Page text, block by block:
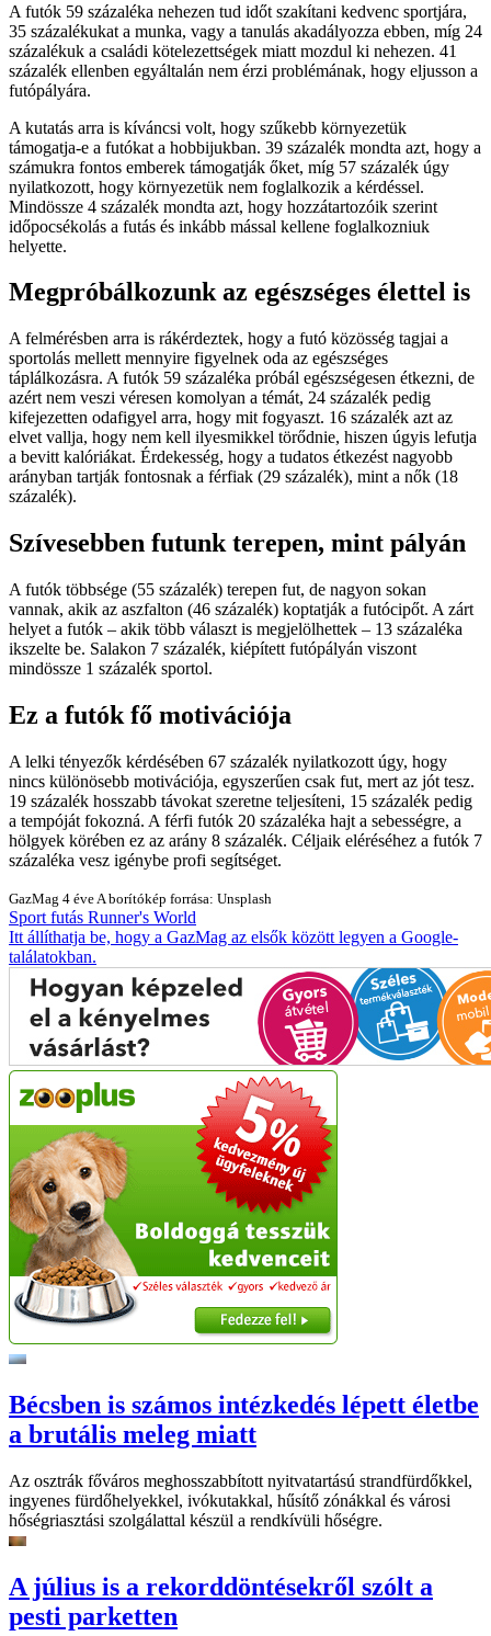
A futók 59 százaléka nehezen tud időt szakítani kedvenc sportjára,
35 százalékukat a munka, vagy a tanulás akadályozza ebben, míg 24
százalékuk a családi kötelezettségek miatt mozdul ki nehezen. 41
százalék ellenben egyáltalán nem érzi problémának, hogy eljusson a
futópályára.
A kutatás arra is kíváncsi volt, hogy szűkebb környezetük
támogatja-e a futókat a hobbijukban. 39 százalék mondta azt, hogy a
számukra fontos emberek támogatják őket, míg 57 százalék úgy
nyilatkozott, hogy környezetük nem foglalkozik a kérdéssel.
Mindössze 4 százalék mondta azt, hogy hozzátartozóik szerint
időpocsékolás a futás és inkább mással kellene foglalkozniuk
helyette.
Megpróbálkozunk az egészséges élettel is
A felmérésben arra is rákérdeztek, hogy a futó közösség tagjai a
sportolás mellett mennyire figyelnek oda az egészséges
táplálkozásra. A futók 59 százaléka próbál egészségesen étkezni, de
azért nem veszi véresen komolyan a témát, 24 százalék pedig
kifejezetten odafigyel arra, hogy mit fogyaszt. 16 százalék azt az
elvet vallja, hogy nem kell ilyesmikkel törődnie, hiszen úgyis lefutja
a bevitt kalóriákat. Érdekesség, hogy a tudatos étkezést nagyobb
arányban tartják fontosnak a férfiak (29 százalék), mint a nők (18
százalék).
Szívesebben futunk terepen, mint pályán
A futók többsége (55 százalék) terepen fut, de nagyon sokan
vannak, akik az aszfalton (46 százalék) koptatják a futócipőt. A zárt
helyet a futók – akik több választ is megjelölhettek – 13 százaléka
ikszelte be. Salakon 7 százalék, kiépített futópályán viszont
mindössze 1 százalék sportol.
Ez a futók fő motivációja
A lelki tényezők kérdésében 67 százalék nyilatkozott úgy, hogy
nincs különösebb motivációja, egyszerűen csak fut, mert az jót tesz.
19 százalék hosszabb távokat szeretne teljesíteni, 15 százalék pedig
a tempóját fokozná. A férfi futók 20 százaléka hajt a sebességre, a
hölgyek körében ez az arány 8 százalék. Céljaik eléréséhez a futók 7
százaléka vesz igénybe profi segítséget.
GazMag 4 éve A borítókép forrása: Unsplash
Sport futás Runner's World
Itt állíthatja be, hogy a GazMag az elsők között legyen a Google-
találatokban.
Bécsben is számos intézkedés lépett életbe
a brutális meleg miatt
Az osztrák főváros meghosszabbított nyitvatartású strandfürdőkkel,
ingyenes fürdőhelyekkel, ivókutakkal, hűsítő zónákkal és városi
hőségriasztási szolgálattal készül a rendkívüli hőségre.
A július is a rekorddöntésekről szólt a
pesti parketten